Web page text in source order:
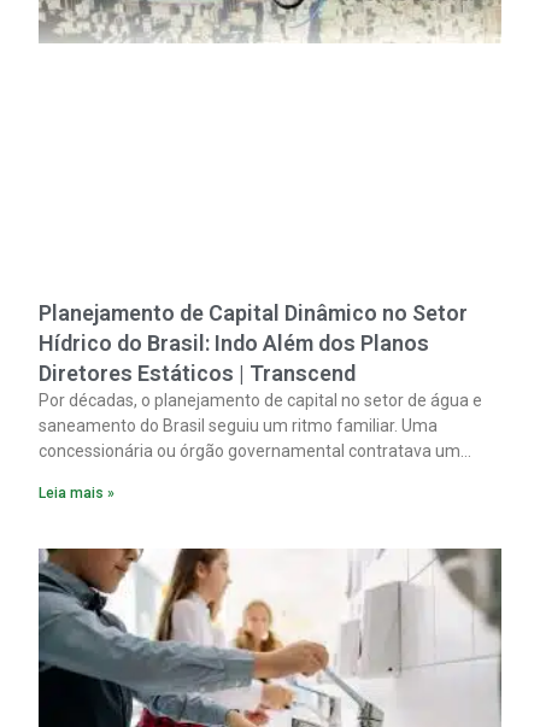
Planejamento de Capital Dinâmico no Setor
Hídrico do Brasil: Indo Além dos Planos
Diretores Estáticos | Transcend
Por décadas, o planejamento de capital no setor de água e
saneamento do Brasil seguiu um ritmo familiar. Uma
concessionária ou órgão governamental contratava um
Leia mais »